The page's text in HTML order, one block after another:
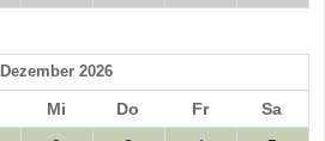
Dezember 2026
Mi Do Fr
Sa